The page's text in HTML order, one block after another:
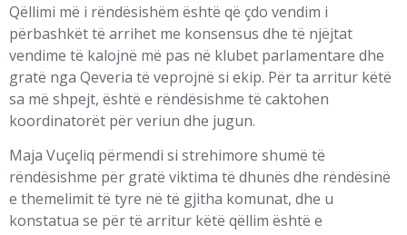
Qëllimi më i rëndësishëm është që çdo vendim i
përbashkët të arrihet me konsensus dhe të njëjtat
vendime të kalojnë më pas në klubet parlamentare dhe
gratë nga Qeveria të veprojnë si ekip. Për ta arritur këtë
sa më shpejt, është e rëndësishme të caktohen
koordinatorët për veriun dhe jugun.
Maja Vuçeliq përmendi si strehimore shumë të
rëndësishme për gratë viktima të dhunës dhe rëndësinë
e themelimit të tyre në të gjitha komunat, dhe u
konstatua se për të arritur këtë qëllim është e